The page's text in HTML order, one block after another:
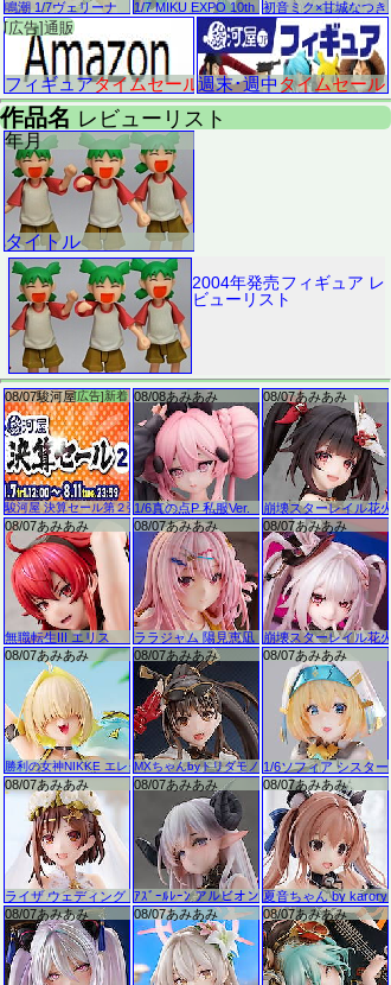
2004年発売フィギュア レ
ビューリスト